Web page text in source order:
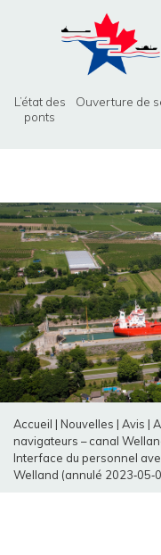
L’état des
ponts
Ouverture de
Accueil | Nouvelles | Avis |
navigateurs – canal
Interface du personnel
Welland (annulé